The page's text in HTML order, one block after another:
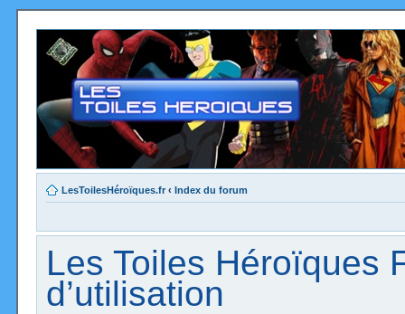
LesToilesHéroïques.fr ‹ Index du forum
Les Toiles Héroïques
d’utilisation